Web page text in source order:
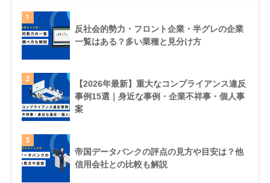
1
反社会的勢力・フロント企業・半グレの企業
一覧はある？多い業種と見分け方
2
【2026年最新】重大なコンプライアンス違反
事例15選｜身近な事例・企業不祥事・個人事
案
3
帝国データバンクの評点の見方や目安は？他
信用会社との比較も解説